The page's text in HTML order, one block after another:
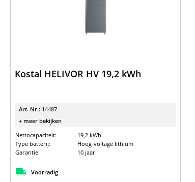
Kostal HELIVOR HV 19,2 kWh
Art. Nr.: 14487
+ meer bekijken
Nettocapaciteit:
19,2 kWh
Type batterij:
Hoog-voltage lithium
Garantie:
10 jaar
Voorradig